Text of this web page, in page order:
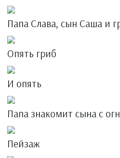
Папа Слава, сын Саша и
Опять гриб
И опять
Папа знакомит сына с
Пейзаж